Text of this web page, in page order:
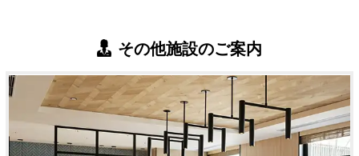
その他施設のご案内